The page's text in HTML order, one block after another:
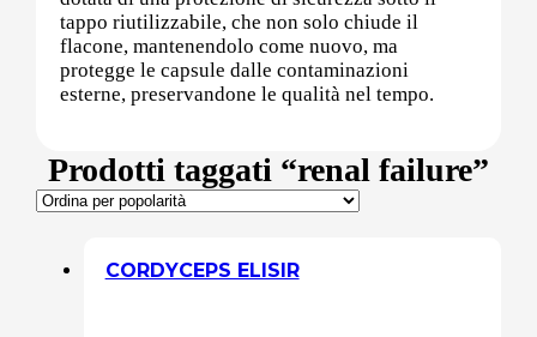
Pre-Workout
Prostata
tappo riutilizzabile, che non solo chiude il
flacone, mantenendolo come nuovo, ma
protegge le capsule dalle contaminazioni
esterne, preservandone le qualità nel tempo.
Prodotti taggati “renal failure”
CORDYCEPS ELISIR